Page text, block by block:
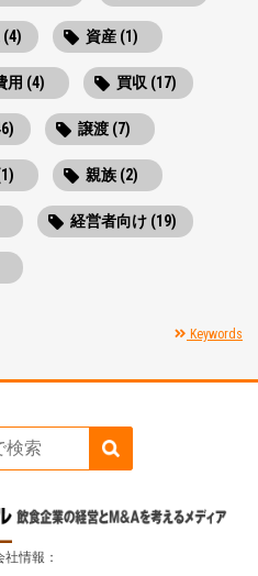
資産 (1)
用 (4) 買収 (17)
譲渡 (7)
親族 (2)
経営者向け (19)
Keywords
社情報：